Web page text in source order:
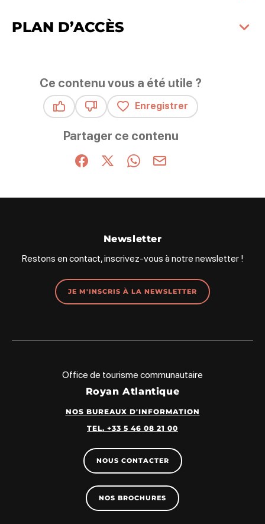
PLAN D’ACCÈS
Ce contenu vous a été utile ?
Enregistrer
Partager ce contenu
Partager sur Facebook (nouvelle fenêtre)
Partager sur X / Twitter (nouvelle
Partager sur WhatsApp
Partager par mail
Newsletter
Restons en contact, inscrivez-vous à notre newsletter !
JE M'INSCRIS À LA NEWSLETTER
Office de tourisme communautaire
Royan Atlantique
NOS BUREAUX D'INFORMATION
TEL. +33 5 46 08 21 00
NOUS CONTACTER
NOS BROCHURES